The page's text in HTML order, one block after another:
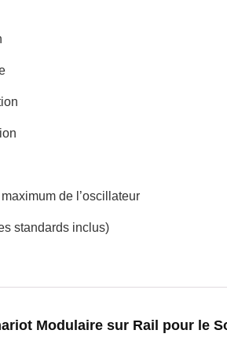
de l’oscillateur
standards inclus)
Modulaire sur Rail pour le